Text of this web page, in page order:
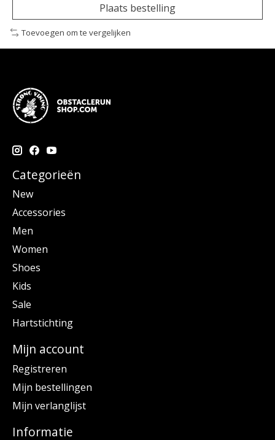
Plaats bestelling
Toevoegen om te vergelijken
Categorieën
New
Accessories
Men
Women
Shoes
Kids
Sale
Hartstichting
Mijn account
Registreren
Mijn bestellingen
Mijn verlanglijst
Informatie